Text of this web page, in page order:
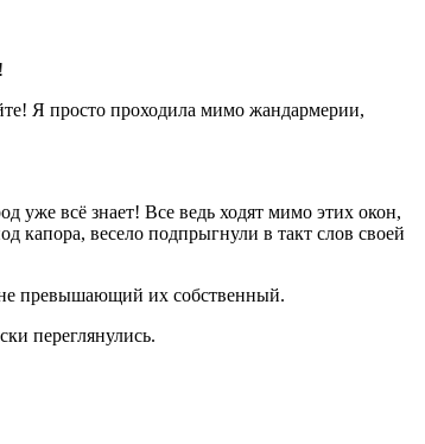
Я просто проходила мимо жандармерии,
уже всё знает! Все ведь ходят мимо этих окон,
капора, весело подпрыгнули в такт слов своей
не превышающий их собственный.
переглянулись.